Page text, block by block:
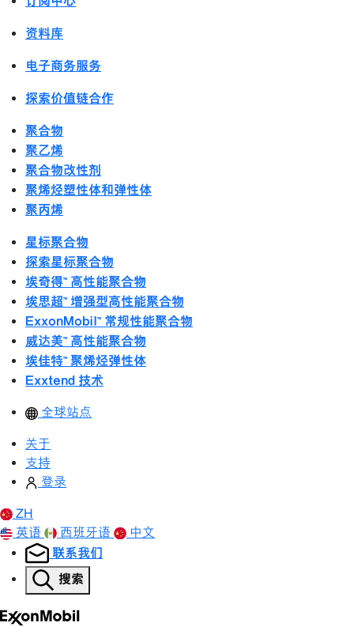
资料库
电子商务服务
探索价值链合作
聚合物
聚乙烯
聚合物改性剂
聚烯烃塑性体和弹性体
聚丙烯
星标聚合物
探索星标聚合物
埃奇得™ 高性能聚合物
埃思超™ 增强型高性能聚合物
ExxonMobil™ 常规性能聚合物
威达美™ 高性能聚合物
埃佳特™ 聚烯烃弹性体
Exxtend 技术
全球站点
关于
支持
登录
ZH
英语
西班牙语 中文
联系我们
搜索